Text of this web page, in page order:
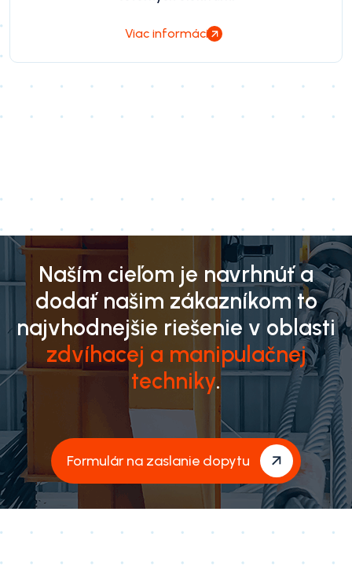
Viac informácií
Naším cieľom je navrhnúť a
dodať našim zákazníkom to
najvhodnejšie riešenie v oblasti
zdvíhacej a manipulačnej
techniky.
Formulár na zaslanie dopytu